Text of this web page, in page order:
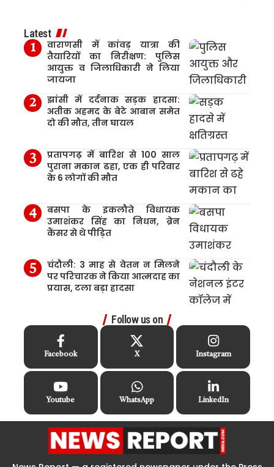
Latest
वाराणसी में कांवड़ यात्रा की
तैयारियों का निरीक्षण: पुलिस
आयुक्त व जिलाधिकारी ने लिया
जायजा
झांसी में दर्दनाक सड़क हादसा:
अतीक अहमद के बेटे आबान समेत
दो की मौत, तीन घायल
प्रतापगढ़ में बारिश से 100 साल
पुराना मकान ढहा, एक ही परिवार
के 6 लोगों की मौत
बसपा के इकलौते विधायक
उमाशंकर सिंह का निधन, ब्रेन
कैंसर से थे पीड़ित
चंदौली: 3 माह से वेतन न मिलने
पर परिचारक ने किया आत्मदाह का
प्रयास, टला बड़ा हादसा
Follow us on
Facebook X Instagram
Youtube WhatsApp LinkedIn